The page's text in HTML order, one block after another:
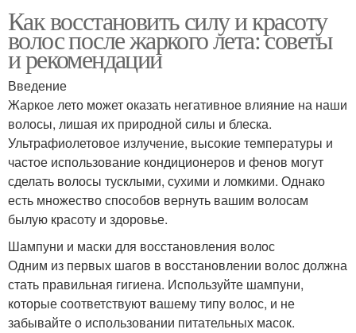
Как восстановить силу и красоту
волос после жаркого лета: советы
и рекомендации
Введение
Жаркое лето может оказать негативное влияние на наши
волосы, лишая их природной силы и блеска.
Ультрафиолетовое излучение, высокие температуры и
частое использование кондиционеров и фенов могут
сделать волосы тусклыми, сухими и ломкими. Однако
есть множество способов вернуть вашим волосам
былую красоту и здоровье.
Шампуни и маски для восстановления волос
Одним из первых шагов в восстановлении волос должна
стать правильная гигиена. Используйте шампуни,
которые соответствуют вашему типу волос, и не
забывайте о использовании питательных масок.